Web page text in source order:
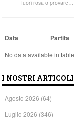
fuori rosa o provare…
Data Partita
No data available in table
I NOSTRI ARTICOLI
Agosto 2026 (64)
Luglio 2026 (346)